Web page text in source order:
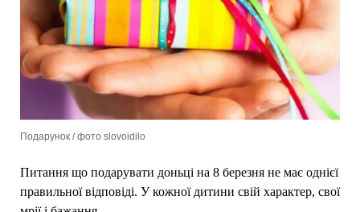
Подарунок / фото slovoidilo
Питання що подарувати доньці на 8 березня не має однієї
правильної відповіді. У кожної дитини свій характер, свої